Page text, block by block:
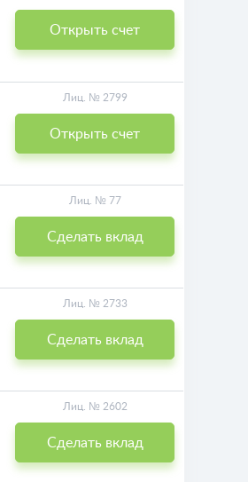
Открыть счет
Лиц. № 2799
Открыть счет
Лиц. № 77
Сделать вклад
Лиц. № 2733
Сделать вклад
Лиц. № 2602
Сделать вклад